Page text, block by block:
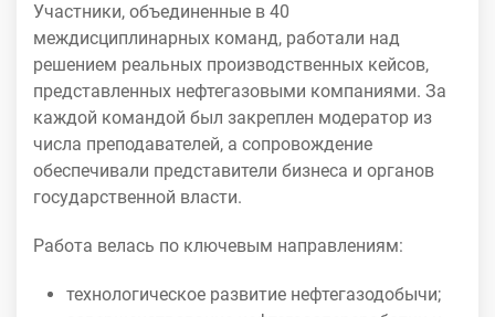
Участники, объединенные в 40
междисциплинарных команд, работали над
решением реальных производственных кейсов,
представленных нефтегазовыми компаниями. За
каждой командой был закреплен модератор из
числа преподавателей, а сопровождение
обеспечивали представители бизнеса и органов
государственной власти.
Работа велась по ключевым направлениям:
технологическое развитие нефтегазодобычи;